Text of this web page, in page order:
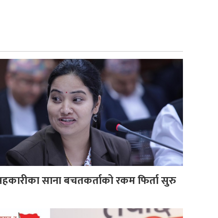
साना बचतकर्ताको रकम फिर्ता सुरु